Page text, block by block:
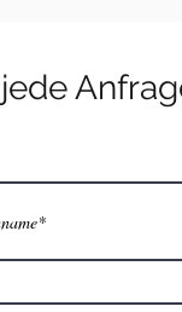
am
über die
besuchen Sie